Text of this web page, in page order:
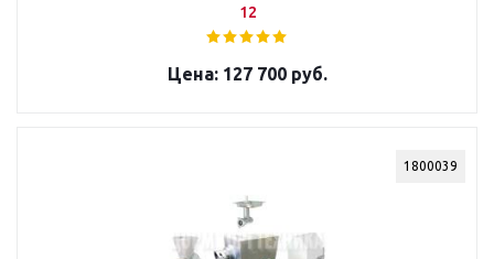
12
127 700 руб.
1800039